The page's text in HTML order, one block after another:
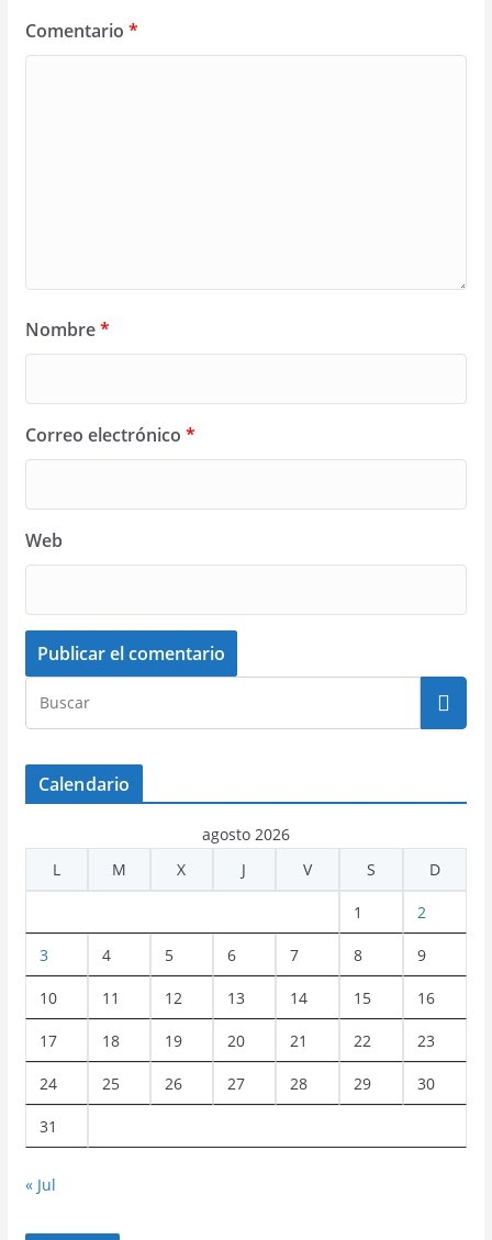
Comentario *
Nombre*
Correo electrónico *
Web
Calendario
agosto 2026
L
M X J V S D
1 2
3 4 5 6 7 8 9
10 11 12 13 14 15 16
17 18 19 20 21 22 23
24 25 26 27 28 29 30
31
« Jul